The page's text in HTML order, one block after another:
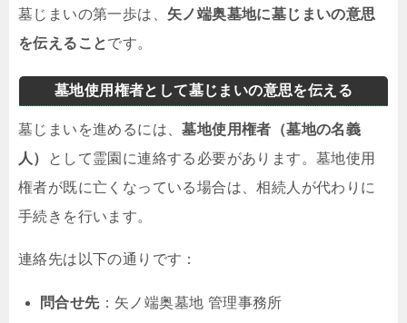
墓じまいの第一歩は、 矢ノ端奥墓地に墓じまいの意思
を伝えることです。
墓地使用権者として墓じまいの意思を伝える
墓じまいを進めるには、墓地使用権者（墓地の名義
人）
として霊園に連絡する必要があります。墓地使用
権者が既に亡くなっている場合は、相続人が代わりに
手続きを行います。
連絡先は以下の通りです：
問合せ先：矢ノ端奥墓地 管理事務所